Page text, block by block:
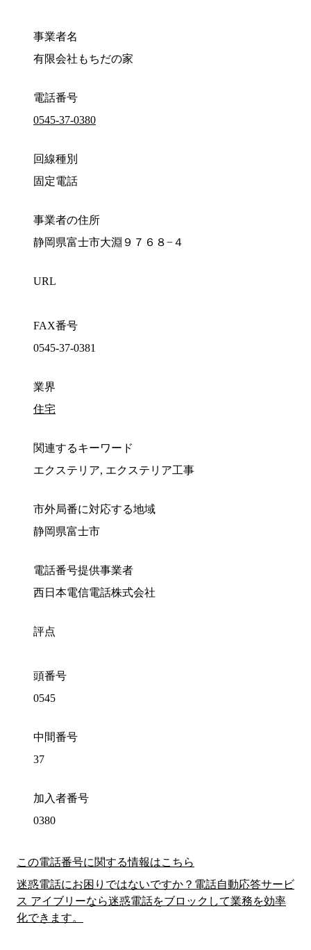
事業者名
有限会社もちだの家
電話番号
0545-37-0380
回線種別
固定電話
事業者の住所
静岡県富士市大淵９７６８−４
URL
FAX番号
0545-37-0381
業界
住宅
関連するキーワード
エクステリア, エクステリア工事
市外局番に対応する地域
静岡県富士市
電話番号提供事業者
西日本電信電話株式会社
評点
頭番号
0545
中間番号
37
加入者番号
0380
この電話番号に関する情報はこちら
迷惑電話にお困りではないですか？電話自動応答サービ
ス アイブリーなら迷惑電話をブロックして業務を効率
化できます。